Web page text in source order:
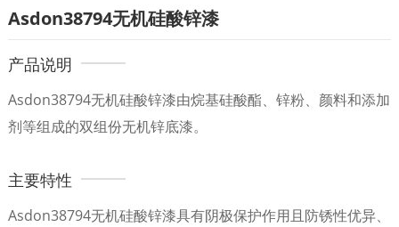
Asdon38794无机硅酸锌漆
产品说明
Asdon38794无机硅酸锌漆由烷基硅酸酯、锌粉、颜料和添加
剂等组成的双组份无机锌底漆。
主要特性
Asdon38794无机硅酸锌漆具有阴极保护作用且防锈性优异、